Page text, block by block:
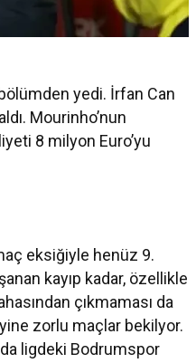
yedi. İrfan Can
Mourinho’nun
8 milyon Euro’yu
eksiğiyle henüz 9.
kayıp kadar, özellikle
çıkmaması da
yine zorlu maçlar bekilyor.
ligdeki Bodrumspor